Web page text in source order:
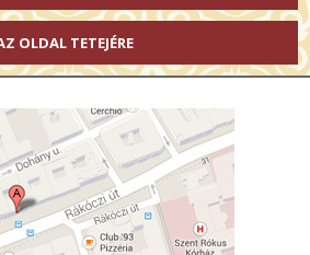
OLDAL TETEJÉRE